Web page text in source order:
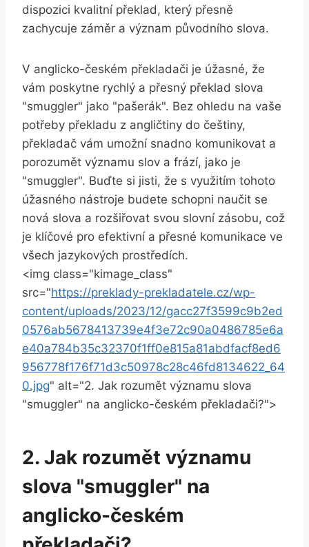
dispozici kvalitní překlad, který přesně
zachycuje záměr a význam původního slova.
V anglicko-českém překladači je úžasné, že
vám poskytne rychlý a přesný překlad slova
"smuggler" jako "pašerák". Bez ohledu na vaše
potřeby překladu z angličtiny do češtiny,
překladač vám umožní snadno komunikovat a
porozumět významu slov a frází, jako je
"smuggler". Buďte si jisti, že s využitím tohoto
úžasného nástroje budete schopni naučit se
nová slova a rozšiřovat svou slovní zásobu, což
je klíčové pro efektivní a přesné komunikace ve
všech jazykových prostředích.
<img class="kimage_class"
src="https://preklady-prekladatele.cz/wp-
content/uploads/2023/12/gacc27f3599c9b2ed
0576ab5678413739e4f3e72c90a0486785e6a
e40a784b35c32370f1ff0e815a81abdfacf8ed6
956778f176f71d3c50978c28c46fd8134622_64
0.jpg" alt="2. Jak rozumět významu slova
"smuggler" na anglicko-českém překladači?">
2. Jak rozumět významu
slova "smuggler" na
anglicko-českém